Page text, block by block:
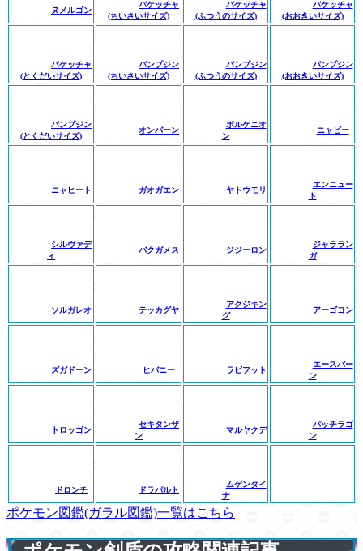
ヌメルゴン
バケッチャ
(ちいさいサイズ)
バケッチャ
(ふつうのサイズ)
バケッチャ
(おおきいサイズ)
バケッチャ
(とくだいサイズ)
パンプジン
(ちいさいサイズ)
パンプジン
(ふつうのサイズ)
パンプジン
(おおきいサイズ)
パンプジン
(とくだいサイズ)
オンバーン
ボルケニオ
ン
ニャビー
ニャヒート ガオガエン ヤトウモリ
エンニュー
ト
シルヴァデ
ィ
バクガメス ジジーロン
ジャララン
ガ
ソルガレオ テッカグヤ
アクジキン
グ
アーゴヨン
ズガドーン ヒバニー ラビフット
エースバー
ン
トロッゴン
セキタンザ
ン
マルヤクデ
パッチラゴ
ン
ドロンチ ドラパルト
ムゲンダイ
ナ
ポケモン図鑑(ガラル図鑑)一覧はこちら